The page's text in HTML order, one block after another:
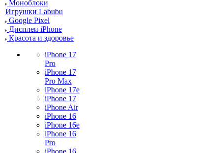
Моноблоки
Игрушки Labubu
Google Pixel
Дисплеи iPhone
Красота и здоровье
iPhone 17
Pro
iPhone 17
Pro Max
iPhone 17e
iPhone 17
iPhone Air
iPhone 16
iPhone 16e
iPhone 16
Pro
iPhone 16